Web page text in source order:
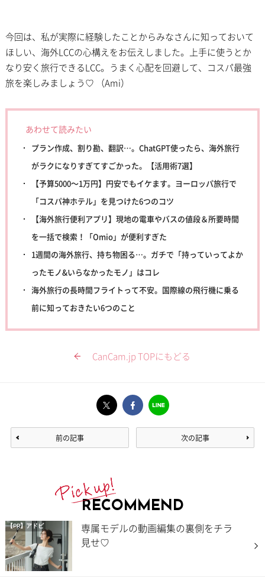
今回は、私が実際に経験したことからみなさんに知っておいて
ほしい、海外LCCの心構えをお伝えしました。上手に使うとか
なり安く旅行できるLCC。うまく心配を回避して、コスパ最強
旅を楽しみましょう♡ （Ami）
あわせて読みたい
プラン作成、割り勘、翻訳…。ChatGPT使ったら、海外旅行
がラクになりすぎてすごかった。【活用術7選】
【予算5000〜1万円】円安でもイケます。ヨーロッパ旅行で
「コスパ神ホテル」を見つけた6つのコツ
【海外旅行便利アプリ】現地の電車やバスの値段＆所要時間
を一括で検索！「Omio」が便利すぎた
1週間の海外旅行、持ち物困る…。ガチで「持っていってよか
ったモノ&いらなかったモノ」はコレ
海外旅行の長時間フライトって不安。国際線の飛行機に乗る
前に知っておきたい6つのこと
CanCam.jp TOPにもどる
前の記事 次の記事
RECOMMEND
【PR】アドビ
専属モデルの動画編集の裏側をチラ
見せ♡